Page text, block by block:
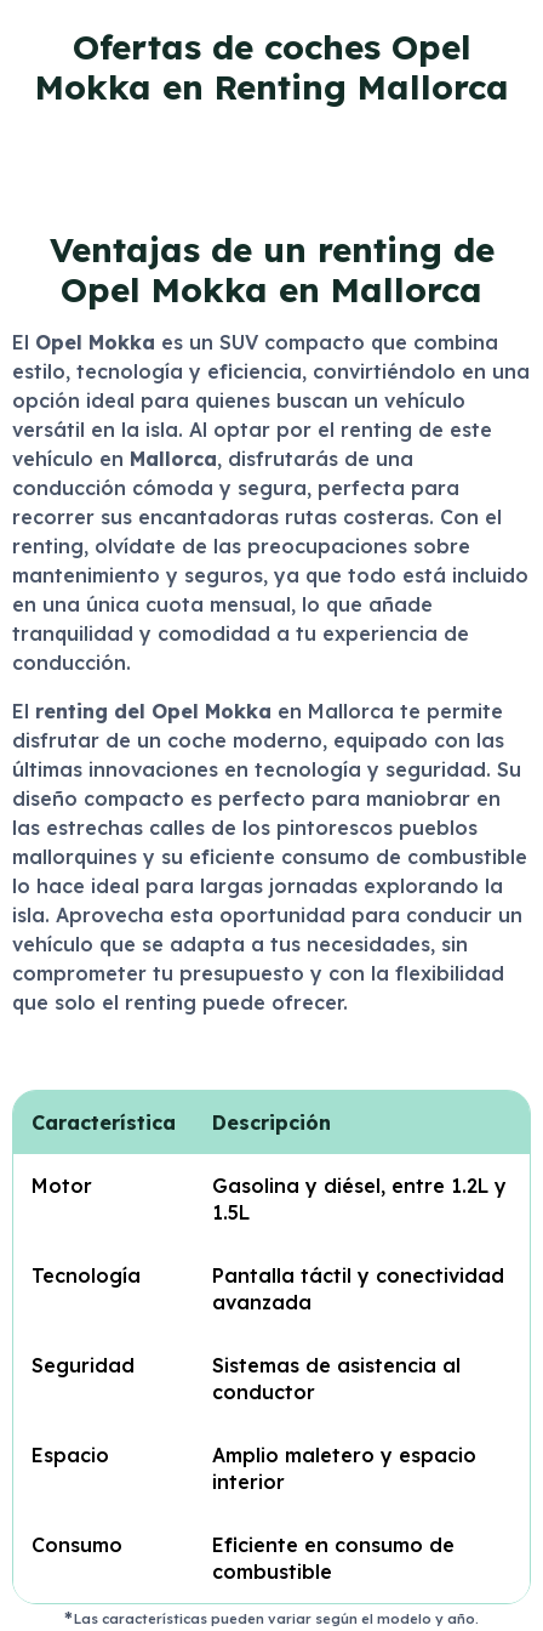
Ofertas de coches Opel
Mokka en Renting Mallorca
Ventajas de un renting de
Opel Mokka en Mallorca
El Opel Mokka es un SUV compacto que combina
estilo, tecnología y eficiencia, convirtiéndolo en una
opción ideal para quienes buscan un vehículo
versátil en la isla. Al optar por el renting de este
vehículo en Mallorca, disfrutarás de una
conducción cómoda y segura, perfecta para
recorrer sus encantadoras rutas costeras. Con el
renting, olvídate de las preocupaciones sobre
mantenimiento y seguros, ya que todo está incluido
en una única cuota mensual, lo que añade
tranquilidad y comodidad a tu experiencia de
conducción.
El renting del Opel Mokka en Mallorca te permite
disfrutar de un coche moderno, equipado con las
últimas innovaciones en tecnología y seguridad. Su
diseño compacto es perfecto para maniobrar en
las estrechas calles de los pintorescos pueblos
mallorquines y su eficiente consumo de combustible
lo hace ideal para largas jornadas explorando la
isla. Aprovecha esta oportunidad para conducir un
vehículo que se adapta a tus necesidades, sin
comprometer tu presupuesto y con la flexibilidad
que solo el renting puede ofrecer.
Característica Descripción
Motor
Gasolina y diésel, entre 1.2L y
1.5L
Tecnología
Pantalla táctil y conectividad
avanzada
Seguridad
Sistemas de asistencia al
conductor
Espacio
Amplio maletero y espacio
interior
Consumo
Eficiente en consumo de
combustible
Las características pueden variar según el modelo y año.